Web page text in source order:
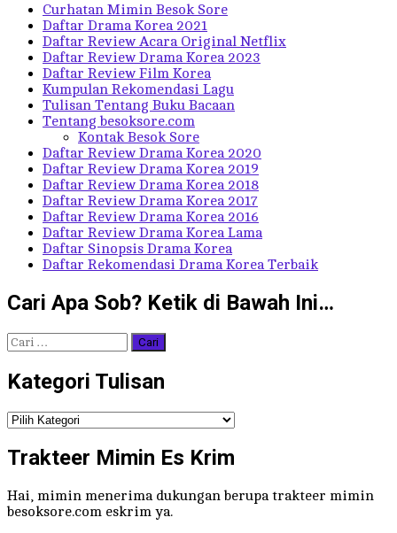
Curhatan Mimin Besok Sore
Daftar Drama Korea 2021
Daftar Review Acara Original Netflix
Daftar Review Drama Korea 2023
Daftar Review Film Korea
Kumpulan Rekomendasi Lagu
Tulisan Tentang Buku Bacaan
Tentang besoksore.com
Kontak Besok Sore
Daftar Review Drama Korea 2020
Daftar Review Drama Korea 2019
Daftar Review Drama Korea 2018
Daftar Review Drama Korea 2017
Daftar Review Drama Korea 2016
Daftar Review Drama Korea Lama
Daftar Sinopsis Drama Korea
Daftar Rekomendasi Drama Korea Terbaik
Cari Apa Sob? Ketik di Bawah Ini…
Cari
untuk:
Kategori Tulisan
Kategori
Trakteer Mimin Es Krim
Hai, mimin menerima dukungan berupa trakteer mimin
besoksore.com eskrim ya.